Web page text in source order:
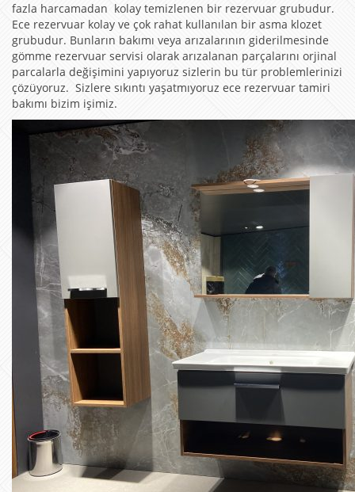
fazla harcamadan kolay temizlenen bir rezervuar grubudur.
Ece rezervuar kolay ve çok rahat kullanılan bir asma klozet
grubudur. Bunların bakımı veya arızalarının giderilmesinde
gömme rezervuar servisi olarak arızalanan parçalarını orjinal
parcalarla değişimini yapıyoruz sizlerin bu tür problemlerinizi
çözüyoruz. Sizlere sıkıntı yaşatmıyoruz ece rezervuar tamiri
bakımı bizim işimiz.